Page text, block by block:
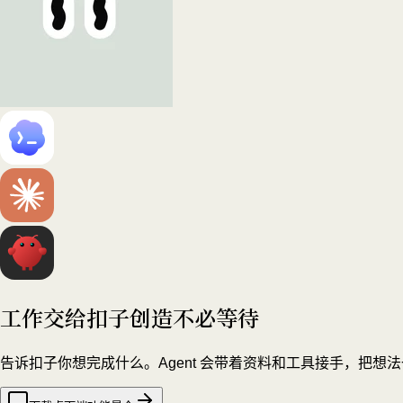
工作交给扣子创造不必等待
告诉扣子你想完成什么。Agent 会带着资料和工具接手，把想法